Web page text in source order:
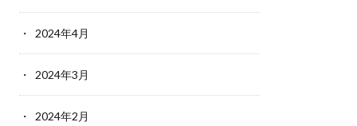
2024年4月
2024年3月
2024年2月